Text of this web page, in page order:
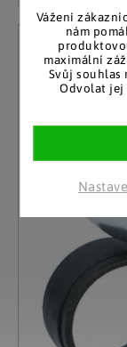
Vážení
nám
maximální
Svůj souhlas
Odvolat jej